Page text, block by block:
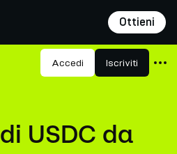
Ottieni
Accedi Iscriviti
USDC da